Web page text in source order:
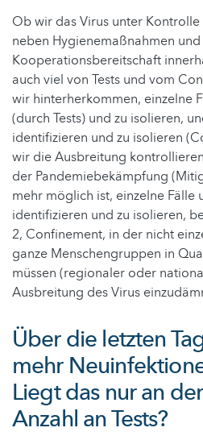
Ob wir das Virus unter
neben Hygienemaßnahmen und
Kooperationsbereitschaft
auch viel von Tests und vom
wir hinterherkommen, einzelne
(durch Tests) und zu isolieren,
identifizieren und zu isolieren
wir die Ausbreitung
der Pandemiebekämpfung
mehr möglich ist, einzelne Fälle
identifizieren und zu isolieren,
2, Confinement, in der nicht
ganze Menschengruppen in
müssen (regionaler oder
Ausbreitung des Virus
Über die letzten
mehr
Liegt das nur an
Anzahl an Tests?